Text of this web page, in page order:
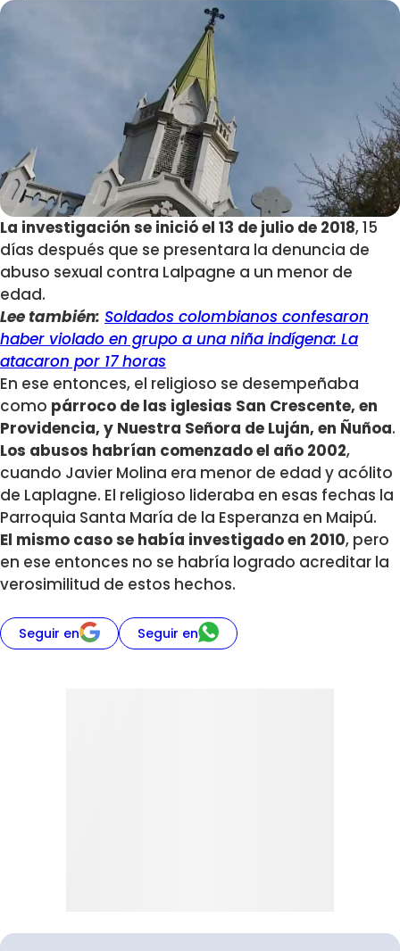
La investigación se inició el 13 de julio de 2018, 15
días después que se presentara la denuncia de
abuso sexual contra Lalpagne a un menor de
edad.
Lee también: Soldados colombianos confesaron
haber violado en grupo a una niña indígena: La
atacaron por 17 horas
En ese entonces, el religioso se desempeñaba
como párroco de las iglesias San Crescente, en
Providencia, y Nuestra Señora de Luján, en Ñuñoa.
Los abusos habrían comenzado el año 2002,
cuando Javier Molina era menor de edad y acólito
de Laplagne. El religioso lideraba en esas fechas la
Parroquia Santa María de la Esperanza en Maipú.
El mismo caso se había investigado en 2010, pero
en ese entonces no se habría logrado acreditar la
verosimilitud de estos hechos.
Seguir en Seguir en